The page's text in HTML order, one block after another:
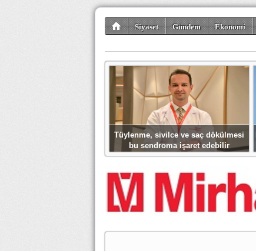
Siyaset Gündem Ekonomi
Tüylenme, sivilce ve saç dökülmesi
bu sendroma işaret edebilir